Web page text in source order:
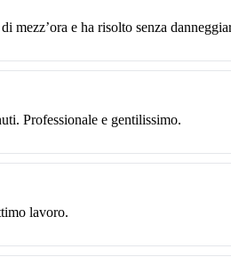
mezz’ora e ha risolto senza
Professionale e gentilissimo.
lavoro.